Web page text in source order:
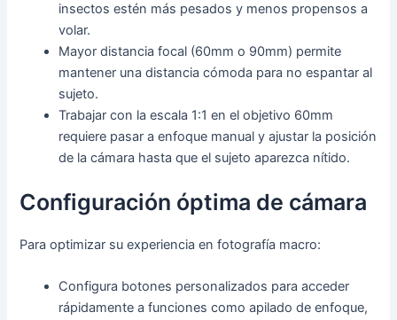
insectos estén más pesados y menos propensos a
volar.
Mayor distancia focal (60mm o 90mm) permite
mantener una distancia cómoda para no espantar al
sujeto.
Trabajar con la escala 1:1 en el objetivo 60mm
requiere pasar a enfoque manual y ajustar la posición
de la cámara hasta que el sujeto aparezca nítido.
Configuración óptima de cámara
Para optimizar su experiencia en fotografía macro:
Configura botones personalizados para acceder
rápidamente a funciones como apilado de enfoque,